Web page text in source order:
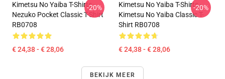
Kimetsu No Yaiba T-Shirts -
Nezuko Pocket Classic T-Shirt
RB0708
€ 24,38 - € 28,06
-20%
Kimetsu No Yaiba T-Shirts -
Kimetsu No Yaiba Classic T-
Shirt RB0708
€ 24,38 - € 28,06
-20%
BEKIJK MEER